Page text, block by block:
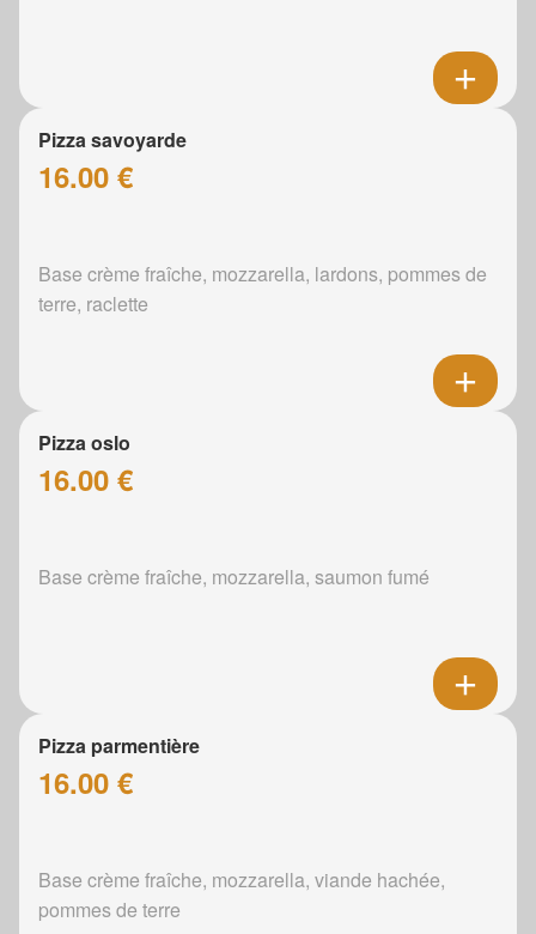
Pizza savoyarde
16.00 €
Base crème fraîche, mozzarella, lardons, pommes de
terre, raclette
Pizza oslo
16.00 €
Base crème fraîche, mozzarella, saumon fumé
Pizza parmentière
16.00 €
Base crème fraîche, mozzarella, viande hachée,
pommes de terre